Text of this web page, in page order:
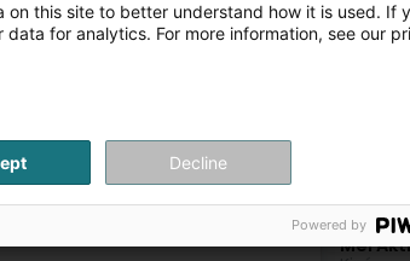
Méi
Méi
on this site to better understand how it is used. If
for analytics. For more information, see our
Decline
Powered by